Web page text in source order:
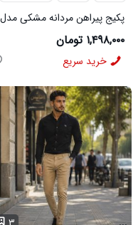
پکیج پیراهن مردانه مشکی مدل
VQ شلوار مردانه مشکی مدل
MOBIN
۱,۴۹۸,۰۰۰ تومان
خرید سریع